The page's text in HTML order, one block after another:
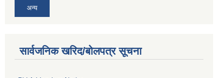
अन्य
सार्वजनिक खरिद/बोलपत्र सूचना